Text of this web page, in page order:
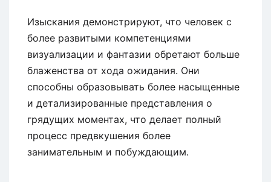
Изыскания демонстрируют, что человек с
более развитыми компетенциями
визуализации и фантазии обретают больше
блаженства от хода ожидания. Они
способны образовывать более насыщенные
и детализированные представления о
грядущих моментах, что делает полный
процесс предвкушения более
занимательным и побуждающим.